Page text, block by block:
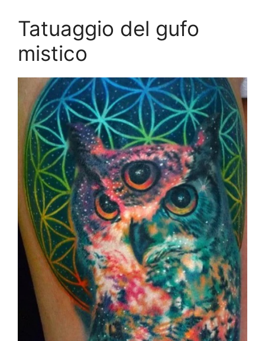
Tatuaggio del gufo
mistico